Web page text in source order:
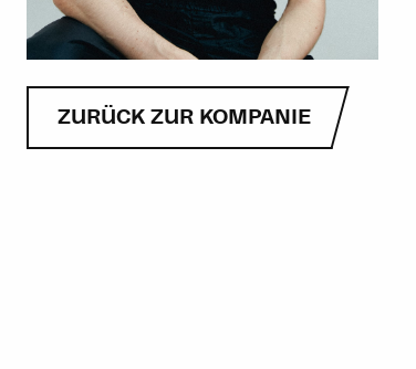
ZURÜCK ZUR KOMPANIE